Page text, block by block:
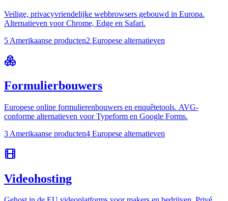
Veilige, privacyvriendelijke webbrowsers gebouwd in Europa.
Alternatieven voor Chrome, Edge en Safari.
5 Amerikaanse producten2 Europese alternatieven
Formulierbouwers
Europese online formulierenbouwers en enquêtetools. AVG-
conforme alternatieven voor Typeform en Google Forms.
3 Amerikaanse producten4 Europese alternatieven
Videohosting